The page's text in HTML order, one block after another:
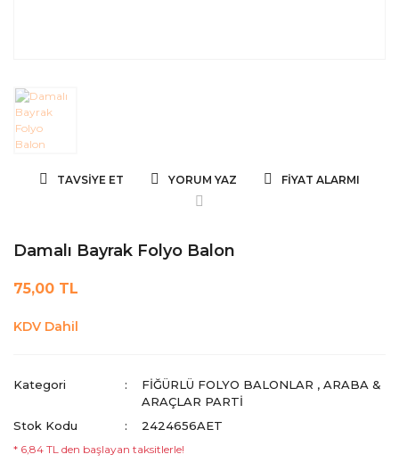
TAVSIYE ET YORUM YAZ FIYAT ALARMI
Damalı Bayrak Folyo Balon
75,00 TL
KDV Dahil
Kategori FIĞÜRLÜ FOLYO BALONLAR ,ARABA &
ARAÇLAR PARTI
Stok Kodu
2424656AET
* 6,84 TL den başlayan taksitlerle!